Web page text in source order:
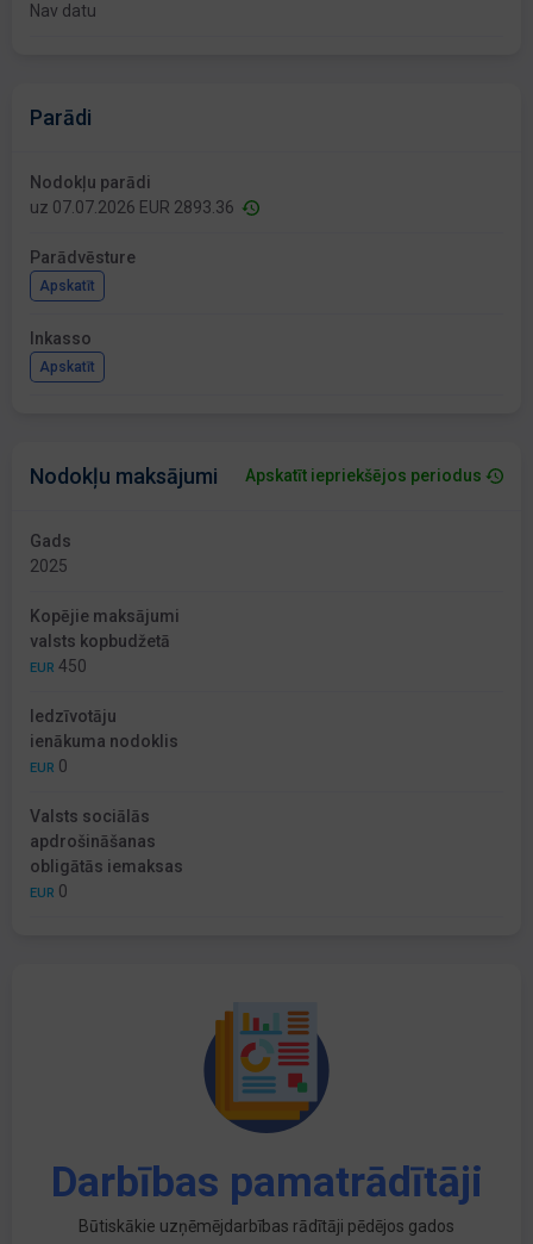
Nav datu
Parādi
Nodokļu parādi
uz 07.07.2026 EUR 2893.36
Parādvēsture
Apskatīt
Inkasso
Apskatīt
Nodokļu maksājumi Apskatīt iepriekšējos periodus
Gads
2025
Kopējie maksājumi
valsts kopbudžetā
EUR 450
Iedzīvotāju
ienākuma nodoklis
EUR 0
Valsts sociālās
apdrošināšanas
obligātās iemaksas
EUR 0
Darbības pamatrādītāji
Būtiskākie uzņēmējdarbības rādītāji pēdējos gados